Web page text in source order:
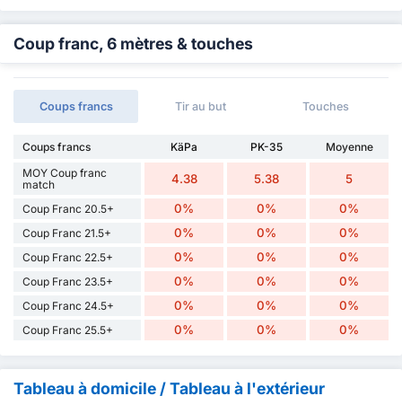
Coup franc, 6 mètres & touches
Coups francs Tir au but Touches
Coups francs KäPa PK-35
Moyenne
MOY Coup franc
match
4.38 5.38 5
Coup Franc 20.5+ 0% 0% 0%
Coup Franc 21.5+ 0% 0% 0%
Coup Franc 22.5+ 0% 0% 0%
Coup Franc 23.5+ 0% 0% 0%
Coup Franc 24.5+ 0% 0% 0%
Coup Franc 25.5+ 0% 0% 0%
Tableau à domicile / Tableau à l'extérieur